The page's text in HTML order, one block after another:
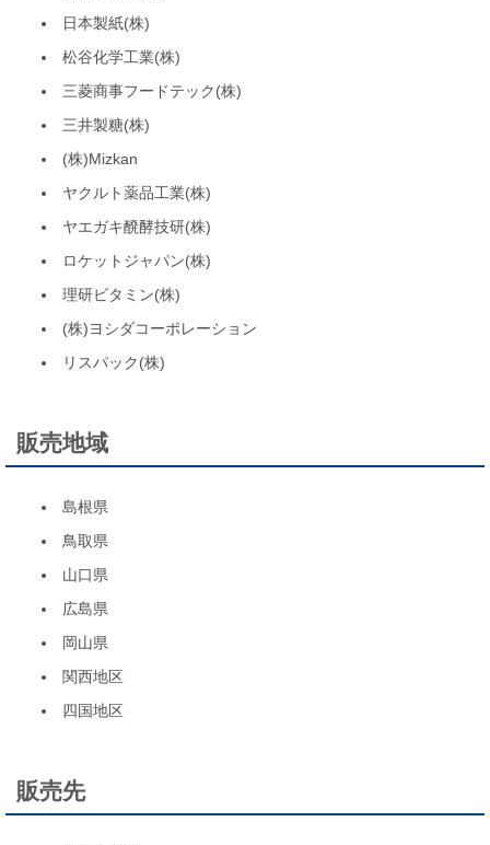
日本製紙(株)
松谷化学工業(株)
三菱商事フードテック(株)
三井製糖(株)
(株)Mizkan
ヤクルト薬品工業(株)
ヤエガキ醗酵技研(株)
ロケットジャパン(株)
理研ビタミン(株)
(株)ヨシダコーポレーション
リスパック(株)
販売地域
島根県
鳥取県
山口県
広島県
岡山県
関西地区
四国地区
販売先